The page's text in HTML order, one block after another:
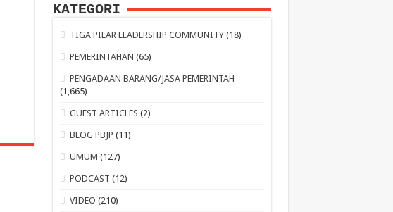
KATEGORI
TIGA PILAR LEADERSHIP COMMUNITY (18)
PEMERINTAHAN (65)
PENGADAAN BARANG/JASA PEMERINTAH
(1,665)
GUEST ARTICLES (2)
BLOG PBJP (11)
UMUM (127)
PODCAST (12)
VIDEO (210)